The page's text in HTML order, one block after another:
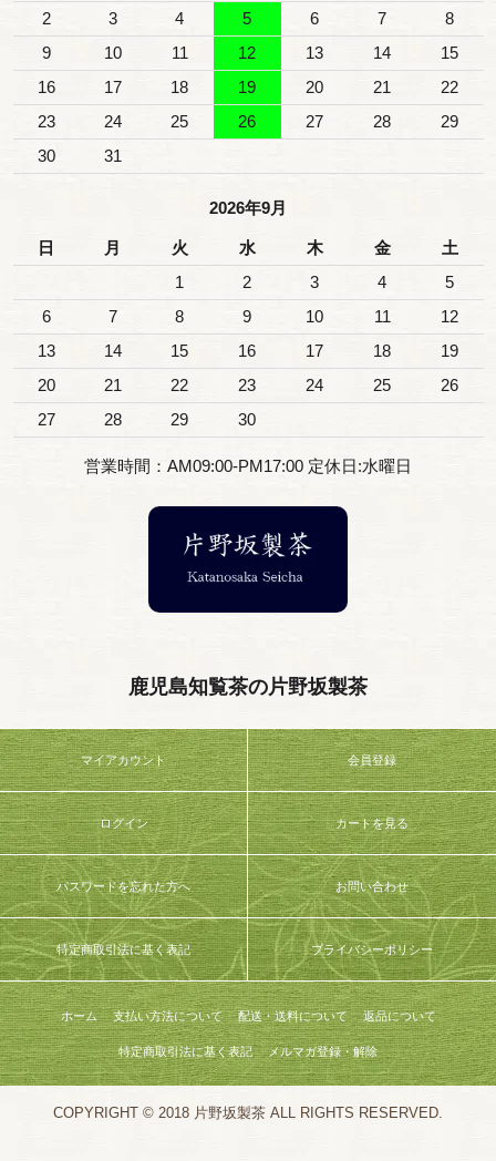
2
3 4 5 6 7
8
9
10 11 12 13 14
15
16
17 18 19 20 21
22
23
24 25 26 27 28
29
30
31
2026年9月
日 月 火 水 木 金
土
1
2 3 4
5
6
7 8 9 10 11
12
13
14 15 16 17 18
19
20
21 22 23 24 25
26
27
28 29 30
営業時間：AM09:00-PM17:00 定休日:水曜日
鹿児島知覧茶の片野坂製茶
マイアカウント 会員登録
ログイン カートを見る
パスワードを忘れた方へ お問い合わせ
特定商取引法に基く表記 プライバシーポリシー
ホーム 支払い方法について 配送・送料について 返品について
特定商取引法に基く表記 メルマガ登録・解除
COPYRIGHT © 2018 片野坂製茶 ALL RIGHTS RESERVED.